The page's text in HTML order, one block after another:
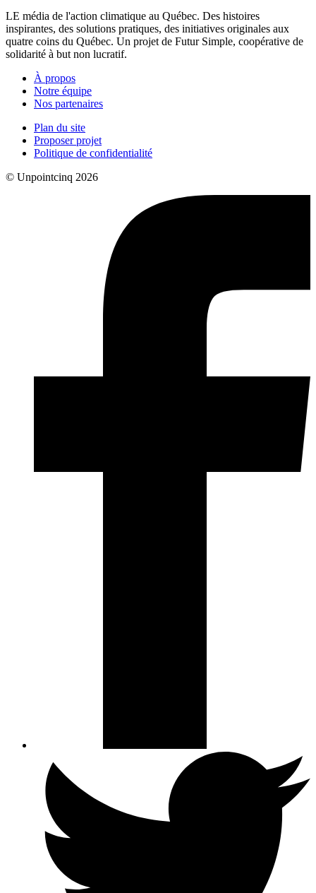
LE média de l'action climatique au Québec. Des histoires
inspirantes, des solutions pratiques, des initiatives originales aux
quatre coins du Québec. Un projet de Futur Simple, coopérative de
solidarité à but non lucratif.
À propos
Notre équipe
Nos partenaires
Plan du site
Proposer projet
Politique de confidentialité
© Unpointcinq 2026